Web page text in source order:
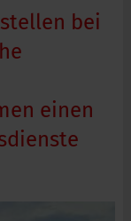
bei
einen